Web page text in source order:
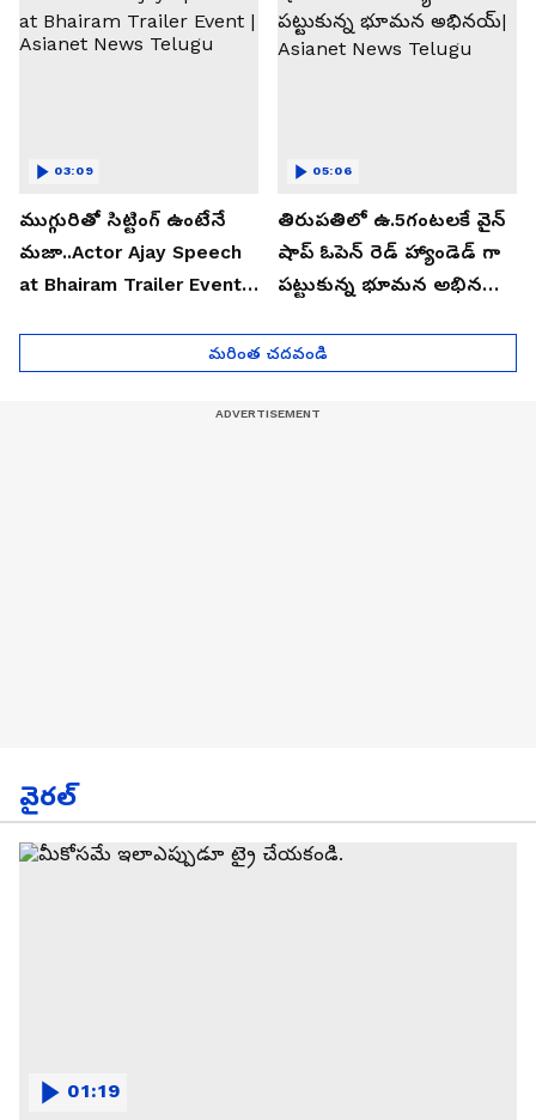
ముగ్గురితో సిట్టింగ్ ఉంటేనే
మజా..Actor Ajay Speech
at Bhairam Trailer Event |
03:09
తిరుపతిలో ఉ.5గంటలకే వైన్
షాప్ ఓపెన్ రెడ్ హ్యాండెడ్ గా
పట్టుకున్న భూమన అభినయ్|
05:06
మరింత చదవండి
వైరల్
01:19